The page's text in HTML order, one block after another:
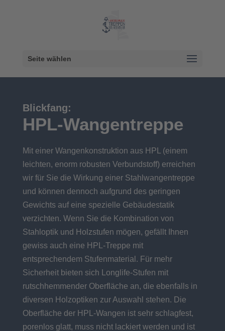
Seite wählen
Blickfang:
HPL-Wangentreppe
Mit einer Wangenkonstruktion aus HPL (einem
leichten, enorm robusten Verbundstoff) erreichen
wir für Sie die Wirkung einer Stahlwangentreppe
und können dennoch aufgrund des geringen
Gewichts auf eine spezielle Gebäudestatik
verzichten. Wenn Sie die Kombination von
Stahloptik und Holzstufen mögen, gefällt Ihnen
gewiss auch eine HPL-Treppe mit
entsprechendem Stufenmaterial. Für mehr
Sicherheit bieten sich Longlife-Stufen mit
rutschhemmender Oberfläche an, die ebenfalls in
diversen Holzoptiken zur Auswahl stehen. Die
Oberfläche der HPL-Wangen ist sehr schlagfest,
porenlos glatt, muss nicht lackiert werden und ist